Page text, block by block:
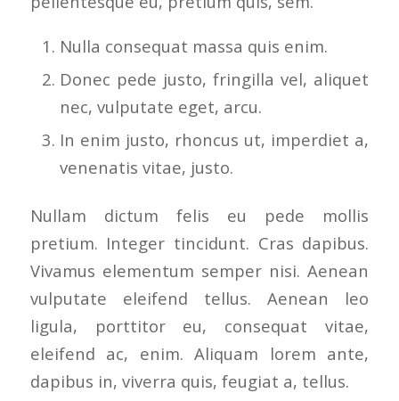
Nulla consequat massa quis enim.
Donec pede justo, fringilla vel, aliquet
nec, vulputate eget, arcu.
In enim justo, rhoncus ut, imperdiet a,
venenatis vitae, justo.
Nullam dictum felis eu pede mollis
pretium. Integer tincidunt. Cras dapibus.
Vivamus elementum semper nisi. Aenean
vulputate eleifend tellus. Aenean leo
ligula, porttitor eu, consequat vitae,
eleifend ac, enim. Aliquam lorem ante,
dapibus in, viverra quis, feugiat a, tellus.